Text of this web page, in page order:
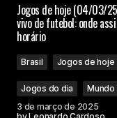
Jogos de hoje (04/03/
vivo de futebol: onde
horário
Brasil Jogos de hoje
Jogos do dia
Mundo
3 de março de 2025